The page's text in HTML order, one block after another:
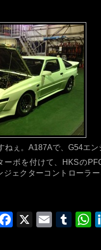
ねぇ。A187Aで、G54エ
ーボを付けて、HKSの
ジェクターコントローラ
Facebook
X Email